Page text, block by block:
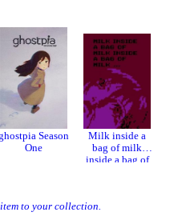
to your collection.
Season
One
Milk inside a
bag of milk
inside a bag of